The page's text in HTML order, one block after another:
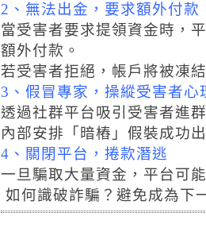
2、無法出金，要求額外付款
當受害者要求提領資金時，
額外付款。
若受害者拒絕，帳戶將被凍
3、假冒專家，操縱受害者心
透過社群平台吸引受害者進群
內部安排「暗樁」假裝成功
4、關閉平台，捲款潛逃
一旦騙取大量資金，平台可
如何識破詐騙？避